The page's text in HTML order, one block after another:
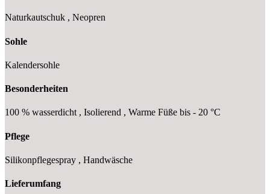
Naturkautschuk , Neopren
Sohle
Kalendersohle
Besonderheiten
100 % wasserdicht , Isolierend , Warme Füße bis - 20 °C
Pflege
Silikonpflegespray , Handwäsche
Lieferumfang